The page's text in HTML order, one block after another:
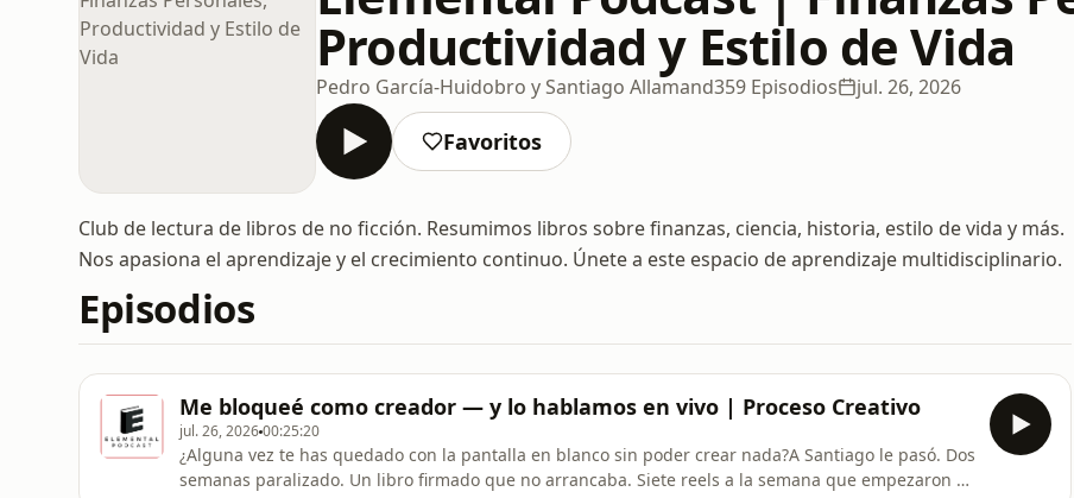
Productividad y Estilo de Vida
Pedro García-Huidobro y Santiago Allamand359 Episodios jul. 26, 2026
Favoritos
Club de lectura de libros de no ficción. Resumimos libros sobre finanzas, ciencia, historia, estilo de vida y más.
Nos apasiona el aprendizaje y el crecimiento continuo. Únete a este espacio de aprendizaje multidisciplinario.
Episodios
Me bloqueé como creador — y lo hablamos en vivo | Proceso Creativo
jul. 26, 202600:25:20
¿Alguna vez te has quedado con la pantalla en blanco sin poder crear nada?A Santiago le pasó. Dos
semanas paralizado. Un libro firmado que no arrancaba. Siete reels a la semana que empezaron a